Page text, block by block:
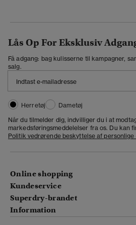
Lås Op For Eksklusiv
Få adgang: bag kulisserne til kampagner,
salg.
Herretøj
Dametøj
Når du tilmelder dig, indvilliger du i at
markedsføringsmeddelelser fra os. Du kan
Politik vedrørende beskyttelse af personlige
Online shopping
Kundeservice
Superdry-brandet
Information